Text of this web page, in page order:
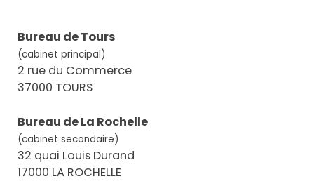
Bureau de Tours
(cabinet principal)
2 rue du Commerce
37000 TOURS
Bureau de La Rochelle
(cabinet secondaire)
32 quai Louis Durand
17000 LA ROCHELLE